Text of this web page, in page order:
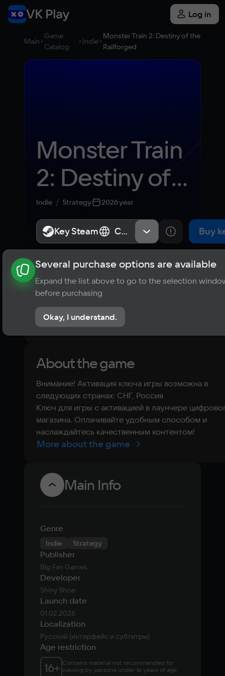
Log in
Main
Game
Catalog
Indie
Monster Train 2: Destiny of the
Railforged
Monster Train
2: Destiny of
the
Railforged
Indie Strategy 2026 year
Key Steam СНГ, Россия Buy
About the game News Requirements
? Player ratings
No reviews
About the game
Внимание! Активация ключа игры возможна в
следующих странах: СНГ, Россия
Ключ для игры с активацией в лаунчере
магазина. Оплачивайте удобным способом и
наслаждайтесь качественным контентом!
More about the game
Main Info
Genre
Indie Strategy
Publisher
Big Fan Games
Developer
Shiny Shoe
Launch date
01.02.2026
Localization
Русский (интерфейс и субтитры)
Age restriction
16+ Contains material not recommended for
viewing by persons under 16 years of age
Key Steam СНГ, Россия
Several purchase options are available
Expand the list above to go to the selection
before purchasing
Okay, I understand.